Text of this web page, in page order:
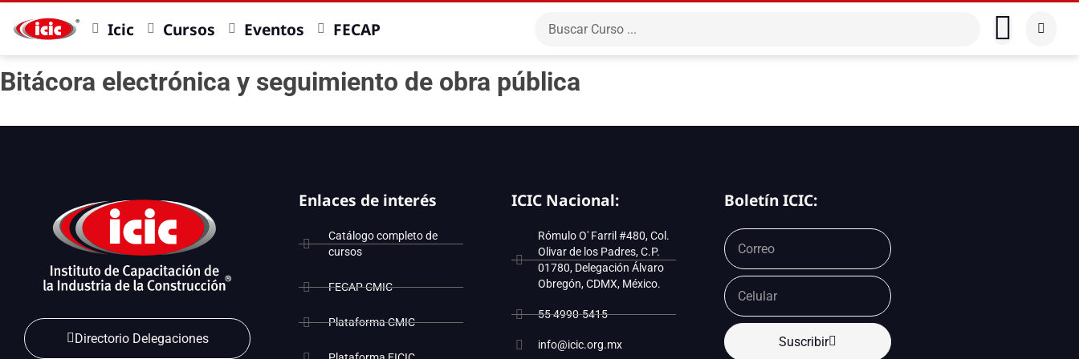
Icic Cursos Eventos FECAP
Bitácora electrónica y seguimiento de obra pública
Directorio Delegaciones
Enlaces de interés
Catálogo completo de
cursos
FECAP CMIC
Plataforma CMIC
ICIC Nacional:
Rómulo O' Farril #480, Col.
Olivar de los Padres, C.P.
01780, Delegación Álvaro
Obregón, CDMX, México.
55 4990-5415
info@icic.org.mx
Boletín ICIC:
Suscribir